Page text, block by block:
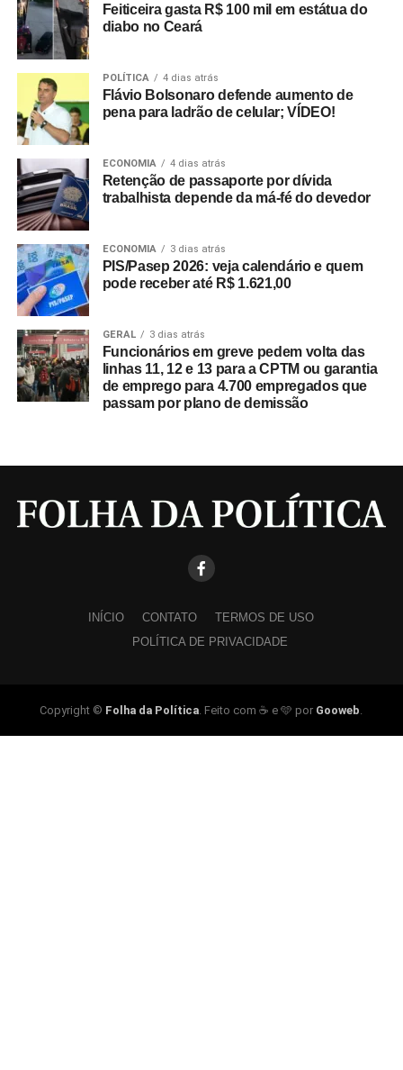
Feiticeira gasta R$ 100 mil em estátua do
diabo no Ceará
POLÍTICA 4 dias atrás
Flávio Bolsonaro defende aumento de
pena para ladrão de celular; VÍDEO!
ECONOMIA 4 dias atrás
Retenção de passaporte por dívida
trabalhista depende da má-fé do devedor
ECONOMIA 3 dias atrás
PIS/Pasep 2026: veja calendário e quem
pode receber até R$ 1.621,00
GERAL 3 dias atrás
Funcionários em greve pedem volta das
linhas 11, 12 e 13 para a CPTM ou garantia
de emprego para 4.700 empregados que
passam por plano de demissão
INÍCIO CONTATO
TERMOS DE USO
POLÍTICA DE PRIVACIDADE
Copyright © Folha da Política . Feito com ☕ e 🩵 por Gooweb